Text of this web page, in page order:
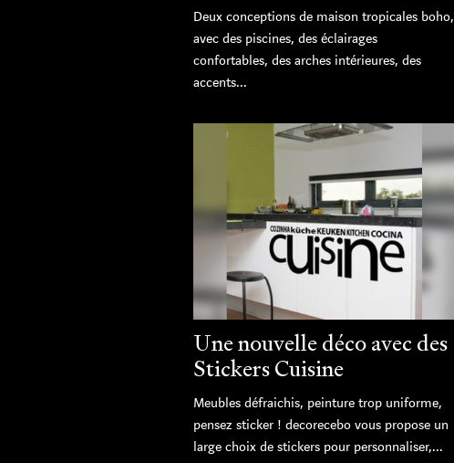
Deux conceptions de maison tropicales boho,
avec des piscines, des éclairages
confortables, des arches intérieures, des
accents...
Une nouvelle déco avec des
Stickers Cuisine
Meubles défraichis, peinture trop uniforme,
pensez sticker ! decorecebo vous propose un
large choix de stickers pour personnaliser,...